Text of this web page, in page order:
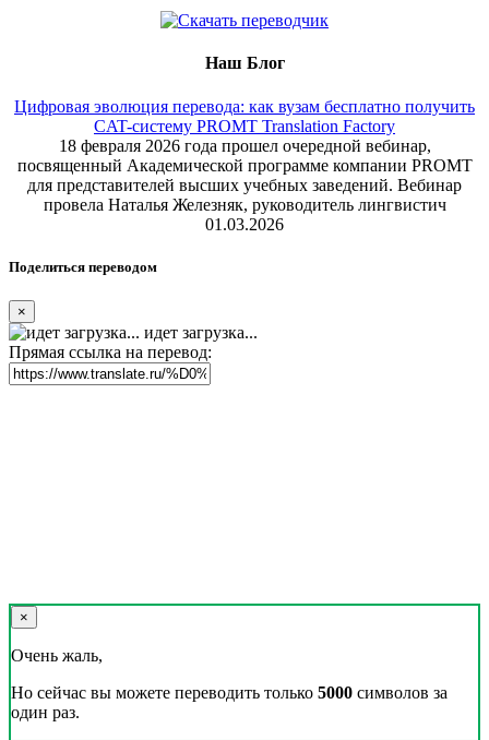
Наш Блог
Цифровая эволюция перевода: как вузам бесплатно получить
CAT-систему PROMT Translation Factory
18 февраля 2026 года прошел очередной вебинар,
посвященный Академической программе компании PROMT
для представителей высших учебных заведений. Вебинар
провела Наталья Железняк, руководитель лингвистич
01.03.2026
Поделиться переводом
×
идет загрузка...
Прямая ссылка на перевод:
×
Очень жаль,
Но сейчас вы можете переводить только 5000 символов за
один раз.